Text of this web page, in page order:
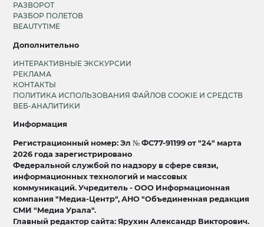
РАЗВОРОТ
РАЗБОР ПОЛЕТОВ
BEAUTYTIME
Дополнительно
ИНТЕРАКТИВНЫЕ ЭКСКУРСИИ
РЕКЛАМА
КОНТАКТЫ
ПОЛИТИКА ИСПОЛЬЗОВАНИЯ ФАЙЛОВ COOKIE И СРЕДСТВ
ВЕБ-АНАЛИТИКИ
Информация
Регистрационный номер: Эл № ФС77-91199 от "24" марта
2026 года зарегистрировано
Федеральной службой по надзору в сфере связи,
информационных технологий и массовых
коммуникаций. Учредитель - ООО Информационная
компания "Медиа-Центр", АНО "Объединенная редакция
СМИ "Медиа Урала".
Главный редактор сайта: Ярухин Александр Викторович.